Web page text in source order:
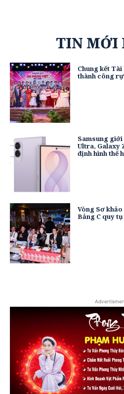
TIN MỚI
Chung kết
thành công
Samsung giới
Ultra, Galaxy
định hình thế
Vòng Sơ
Bảng C quy